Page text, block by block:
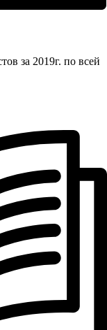
за 2019г. по всей